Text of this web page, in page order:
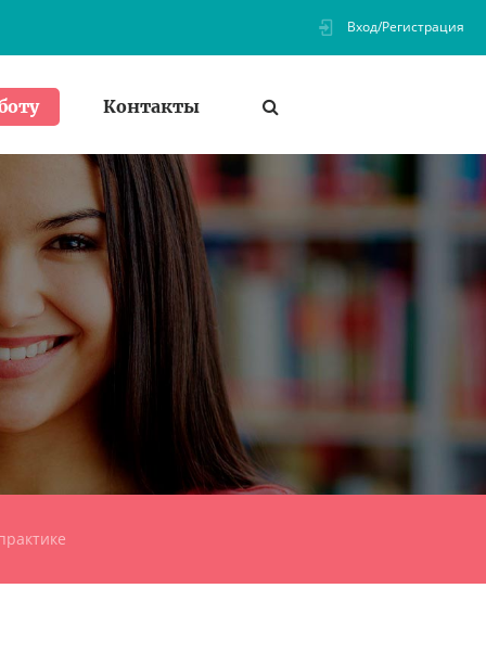
Вход/Регистрация
Контакты